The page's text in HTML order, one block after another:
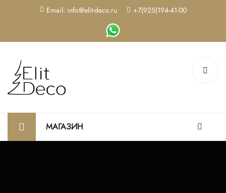
Email: info@elit-deco.ru +7(925)194-41-00
МАГАЗИН